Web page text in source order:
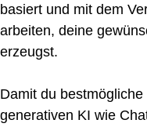
basiert und mit dem
arbeiten, deine
erzeugst.
Damit du
generativen KI wie